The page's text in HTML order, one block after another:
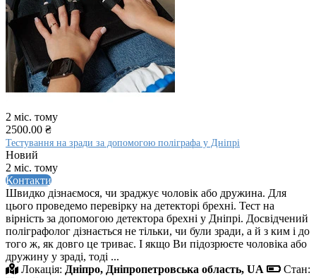
2 міс. тому
2500.00 ₴
Тестування на зради за допомогою поліграфа у Дніпрі
Новий
2 міс. тому
Контакти
Швидко дізнаємося, чи зраджує чоловік або дружина. Для
цього проведемо перевірку на детекторі брехні. Тест на
вірність за допомогою детектора брехні у Дніпрі. Досвідчений
поліграфолог дізнається не тільки, чи були зради, а й з ким і до
того ж, як довго це триває. І якщо Ви підозрюєте чоловіка або
дружину у зраді, тоді ...
Локація: Дніпро, Дніпропетровська область, UA
Стан: